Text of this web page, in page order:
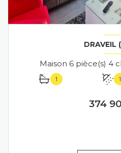
DRAVEIL
1 1
374